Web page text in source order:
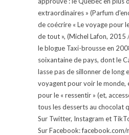
extraordinaires » (Parfum
de coécrire « Le voyage pour
de tout », (Michel Lafon, 2015
le blogue Taxi-brousse en
soixantaine de pays, dont le
lasse pas de sillonner de long
voyagent pour voir le monde,
pour le « ressentir » (et,
tous les desserts au chocolat
Sur Twitter, Instagram et
Sur Facebook: